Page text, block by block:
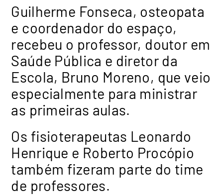
Guilherme Fonseca, osteopata
e coordenador do espaço,
recebeu o professor, doutor em
Saúde Pública e diretor da
Escola, Bruno Moreno, que veio
especialmente para ministrar
as primeiras aulas.
Os fisioterapeutas Leonardo
Henrique e Roberto Procópio
também fizeram parte do time
de professores.